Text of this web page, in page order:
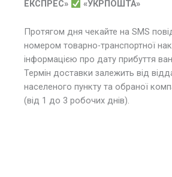
ЕКСПРЕС»
«УКРПОШТА»
Протягом дня чекайте на SMS
номером товарно-транспортної
інформацією про дату прибуття
Термін доставки залежить від
населеного пункту та обраної
(від 1 до 3 робочих днів).